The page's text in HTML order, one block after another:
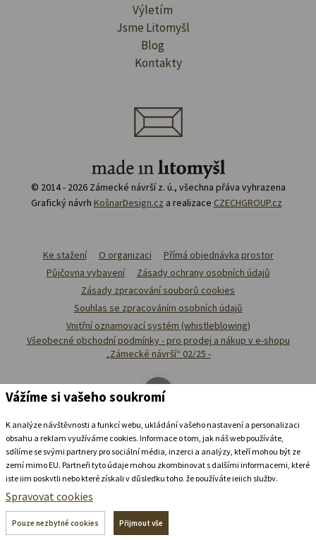
Ubytovat se v
+420 739 337 992
Výletím
Jsme Litomyšl
Blog
Kontakty
© 2014 - 2026 Zámecké návrší z. ú., všechna přáva vyhrazena
Grafický návrh KošnarDesign.cz a realizace CZECHGROUP.cz
Ke stažení O organizaci
Přímá objednávka prostor
Půjčovna vybavení
Zásady ochrany osobních údajů
Zásady zpracování souborů cookies
Souhlas se zpracováním osobních údajů
Vnitřní oznamovací systém (whistleblowing)
Všeobecné obchodní podmínky - pro prodej a nákup v e-shopu
„Zámecké návrší“ 02/25 -
Vážíme si vašeho soukromí
K analýze návštěvnosti a funkcí webu, ukládání vašeho nastavení a personalizaci
obsahu a reklam využíváme cookies. Informace o tom, jak náš web používáte,
sdílíme se svými partnery pro sociální média, inzerci a analýzy, kteří mohou být ze
zemí mimo EU. Partneři tyto údaje mohou zkombinovat s dalšími informacemi, které
jste jim poskytli nebo které získali v důsledku toho, že používáte jejich služby.
Podrobné informace
Spravovat cookies
Pouze nezbytné cookies Přijmout vše